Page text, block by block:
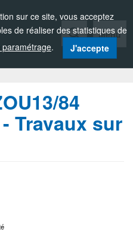
sur ce site, vous acceptez
de réaliser des statistiques de
paramétrage. J'accepte
Menu
84
Travaux sur